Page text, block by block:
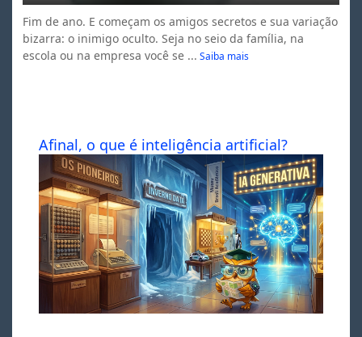
Fim de ano. E começam os amigos secretos e sua variação
bizarra: o inimigo oculto. Seja no seio da família, na
escola ou na empresa você se ... Saiba mais
Afinal, o que é inteligência artificial?